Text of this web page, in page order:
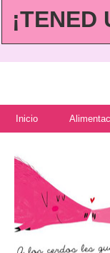
Inicio